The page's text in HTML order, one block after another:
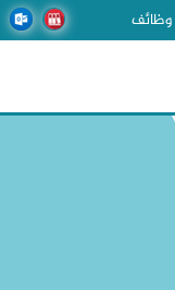
وظائف